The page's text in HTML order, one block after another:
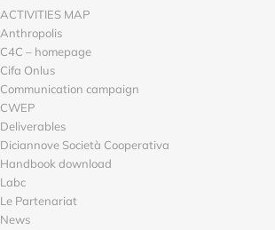
ACTIVITIES MAP
Anthropolis
C4C – homepage
Cifa Onlus
Communication campaign
CWEP
Deliverables
Diciannove Società Cooperativa
Handbook download
Labc
Le Partenariat
News